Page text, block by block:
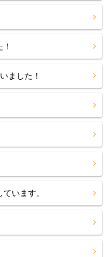
ました！
います。